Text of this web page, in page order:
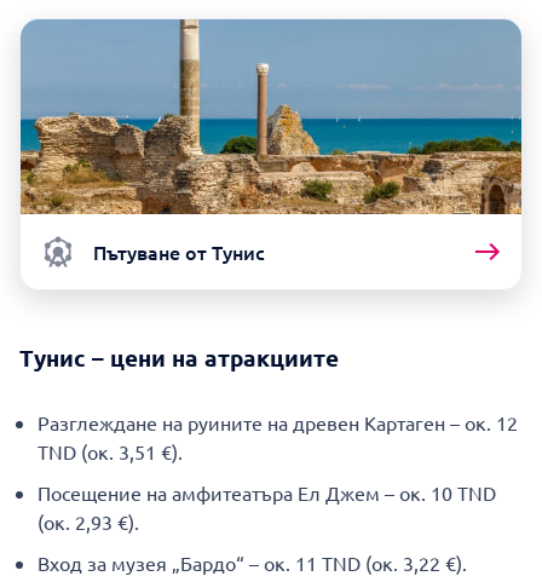
Пътуване от Тунис
Тунис – цени на атракциите
Разглеждане на руините на древен Картаген – ок. 12
TND (ок. 3,51 €).
Посещение на амфитеатъра Ел Джем – ок. 10 TND
(ок. 2,93 €).
Вход за музея „Бардо“ – ок. 11 TND (ок. 3,22 €).